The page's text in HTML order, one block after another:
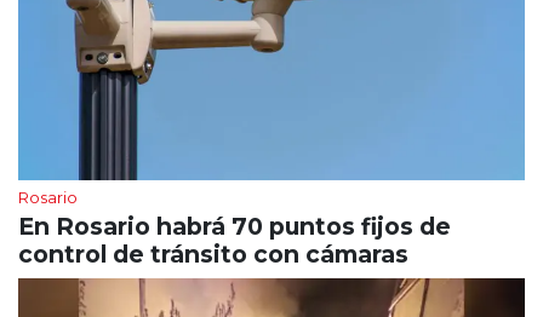
Rosario
En Rosario habrá 70 puntos fijos de
control de tránsito con cámaras